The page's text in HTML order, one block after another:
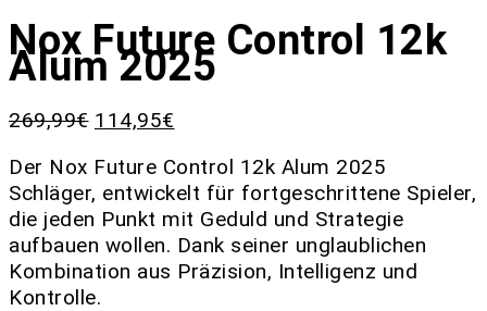
Nox Future Control 12k
Alum 2025
269,99€ 114,95€
Der Nox Future Control 12k Alum 2025
Schläger, entwickelt für fortgeschrittene Spieler,
die jeden Punkt mit Geduld und Strategie
aufbauen wollen. Dank seiner unglaublichen
Kombination aus Präzision, Intelligenz und
Kontrolle.